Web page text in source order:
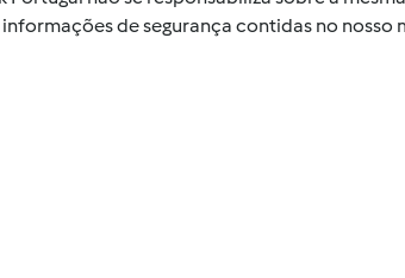
de segurança contidas no nosso